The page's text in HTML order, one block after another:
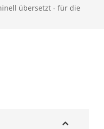
übersetzt - für die